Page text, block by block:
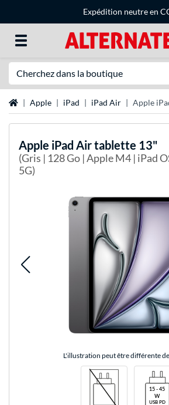
Expédition neutre en
Page d'accueil
Apple iPad iPad Air Apple
Apple iPad Air tablette 13"
(Gris | 128 Go | Apple M4 | iPad
5G)
L'illustration peut être différente